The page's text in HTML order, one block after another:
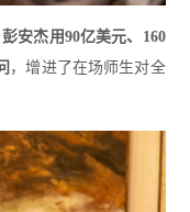
安杰用90亿美元、160
，增进了在场师生对全